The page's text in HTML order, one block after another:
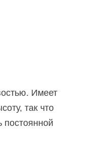
Имеет
так что
постоянной